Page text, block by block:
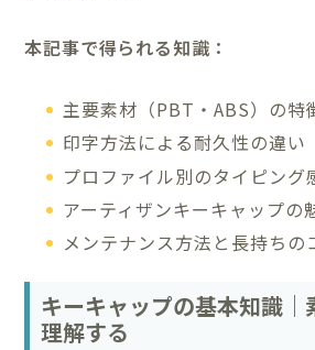
本記事で得られる知識：
主要素材（PBT・ABS）の特
印字方法による耐久性の違い
プロファイル別のタイピング
アーティザンキーキャップの
メンテナンス方法と長持ちの
キーキャップの基本知識｜
理解する